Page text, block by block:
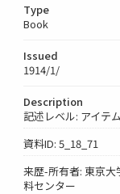
Type
Book
Issued
1914/1/
Description
記述レベル: アイテム
資料ID: 5_18_71
来歴-所有者: 東京
料センター